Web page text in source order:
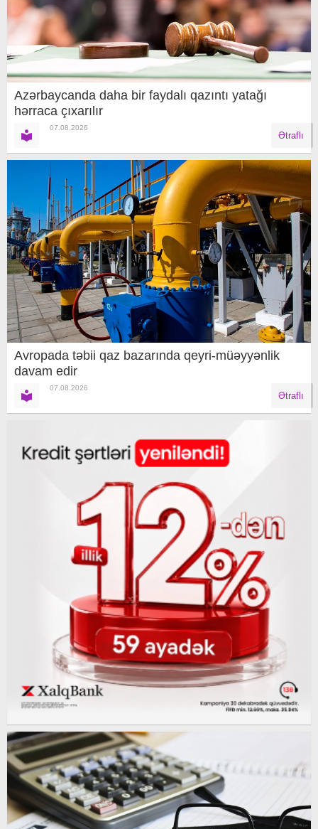
Azərbaycanda daha bir faydalı qazıntı yatağı
hərraca çıxarılır
07.08.2026
Ətraflı
Avropada təbii qaz bazarında qeyri-müəyyənlik
davam edir
07.08.2026
Ətraflı